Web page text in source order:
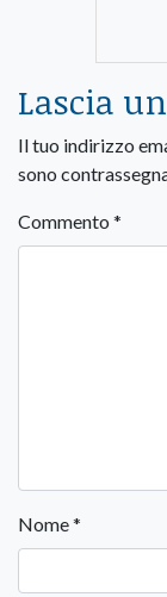
Lascia
Il tuo indirizzo
sono
Commento *
Nome*